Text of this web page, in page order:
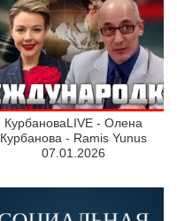
КурбановаLIVE - Олена
Курбанова - Ramis Yunus
07.01.2026